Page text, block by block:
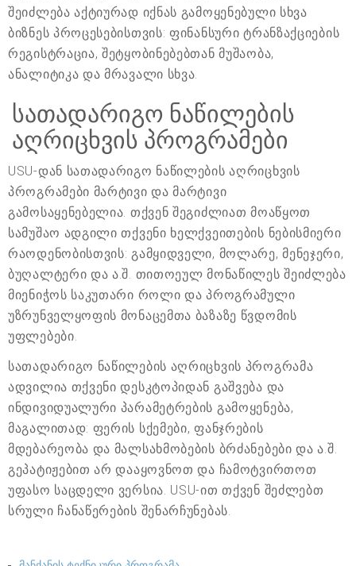
შეიძლება აქტიურად იქნას გამოყენებული სხვა
ბიზნეს პროცესებისთვის: ფინანსური ტრანზაქციების
რეგისტრაცია, შეტყობინებებთან მუშაობა,
ანალიტიკა და მრავალი სხვა.
სათადარიგო ნაწილების
აღრიცხვის პროგრამები
USU-დან სათადარიგო ნაწილების აღრიცხვის
პროგრამები მარტივი და მარტივი
გამოსაყენებელია. თქვენ შეგიძლიათ მოაწყოთ
სამუშაო ადგილი თქვენი ხელქვეითების ნებისმიერი
რაოდენობისთვის: გამყიდველი, მოლარე, მენეჯერი,
ბუღალტერი და ა.შ. თითოეულ მონაწილეს შეიძლება
მიენიჭოს საკუთარი როლი და პროგრამული
უზრუნველყოფის მონაცემთა ბაზაზე წვდომის
უფლებები.
სათადარიგო ნაწილების აღრიცხვის პროგრამა
ადვილია თქვენი დესკტოპიდან გაშვება და
ინდივიდუალური პარამეტრების გამოყენება,
მაგალითად: ფერის სქემები, ფანჯრების
მდებარეობა და მალსახმობების ბრძანებები და ა.შ.
გეპატიჟებით არ დააყოვნოთ და ჩამოტვირთოთ
უფასო საცდელი ვერსია. USU-ით თქვენ შეძლებთ
სრული ჩანაწერების შენარჩუნებას.